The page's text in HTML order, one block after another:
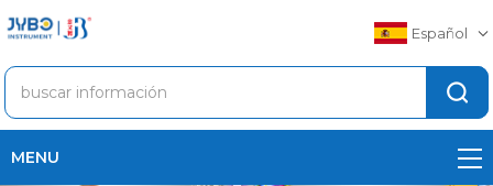
Español
MENU